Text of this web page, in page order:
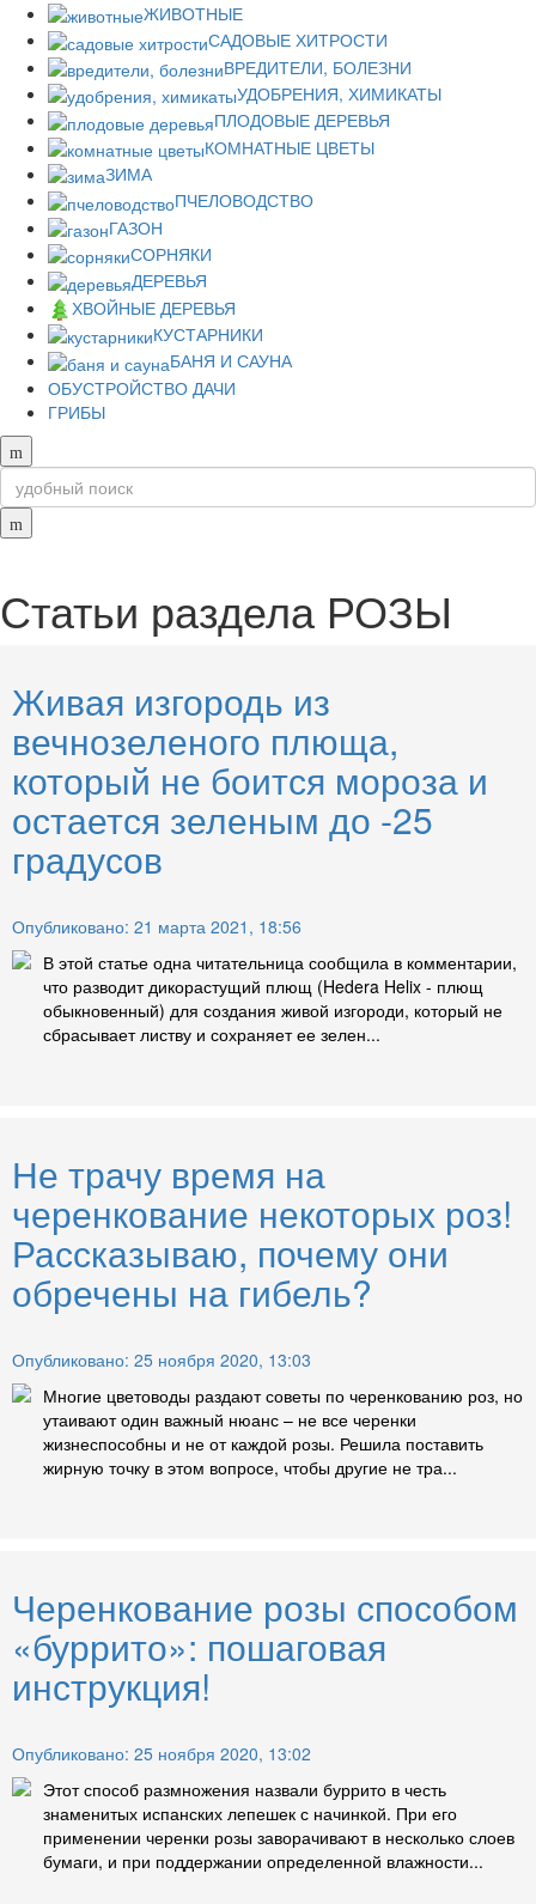
ЖИВОТНЫЕ
САДОВЫЕ ХИТРОСТИ
ВРЕДИТЕЛИ, БОЛЕЗНИ
УДОБРЕНИЯ, ХИМИКАТЫ
ПЛОДОВЫЕ ДЕРЕВЬЯ
КОМНАТНЫЕ ЦВЕТЫ
ЗИМА
ПЧЕЛОВОДСТВО
ГАЗОН
СОРНЯКИ
ДЕРЕВЬЯ
ХВОЙНЫЕ ДЕРЕВЬЯ
КУСТАРНИКИ
БАНЯ И САУНА
ОБУСТРОЙСТВО ДАЧИ
ГРИБЫ
Статьи раздела РОЗЫ
Живая изгородь из
вечнозеленого плюща,
который не боится мороза и
остается зеленым до -25
градусов
Опубликовано: 21 марта 2021, 18:56
В этой статье одна читательница сообщила в комментарии,
что разводит дикорастущий плющ (Hedera Helix - плющ
обыкновенный) для создания живой изгороди, который не
сбрасывает листву и сохраняет ее зелен...
Не трачу время на
черенкование некоторых роз!
Рассказываю, почему они
обречены на гибель?
Опубликовано: 25 ноября 2020, 13:03
Многие цветоводы раздают советы по черенкованию роз, но
утаивают один важный нюанс – не все черенки
жизнеспособны и не от каждой розы. Решила поставить
жирную точку в этом вопросе, чтобы другие не тра...
Черенкование розы способом
«буррито»: пошаговая
инструкция!
Опубликовано: 25 ноября 2020, 13:02
Этот способ размножения назвали буррито в честь
знаменитых испанских лепешек с начинкой. При его
применении черенки розы заворачивают в несколько слоев
бумаги, и при поддержании определенной влажности...